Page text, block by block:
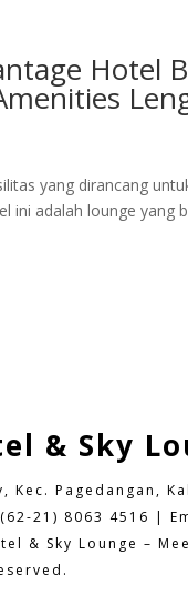
Hotel
yang dirancang
ini adalah lounge yang
& Sky
Kec. Pagedangan,
21) 8063 4516 |
& Sky Lounge –